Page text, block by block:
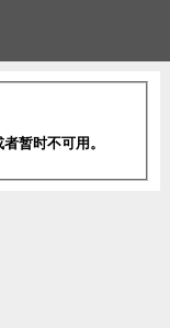
暂时不可用。